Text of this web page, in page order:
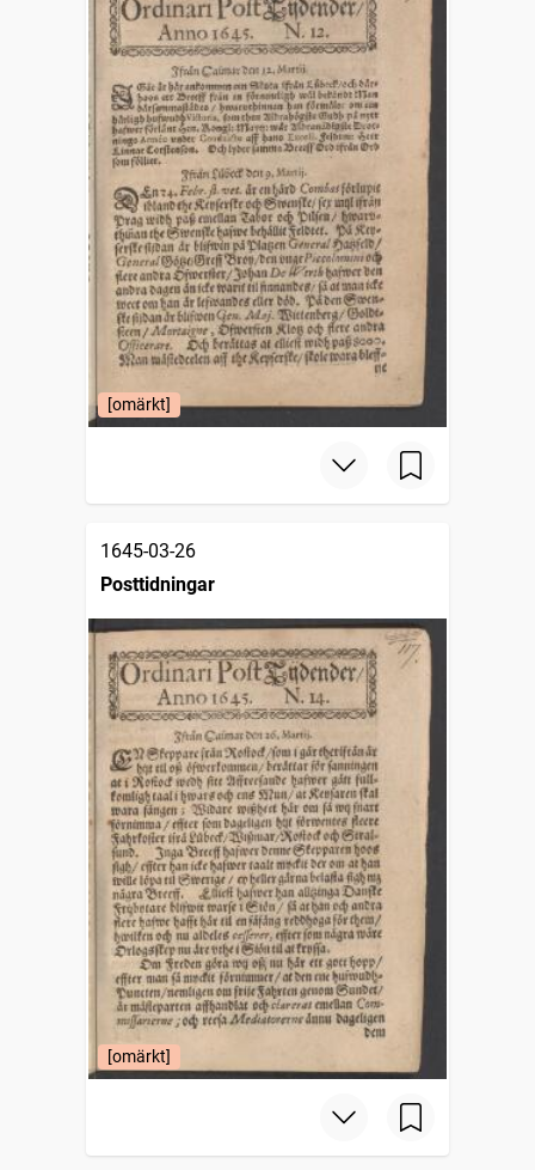
[omärkt]
1645-03-26
Posttidningar
[omärkt]